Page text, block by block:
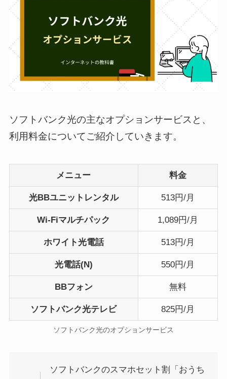
ソフトバンク光の主なオプションサービスと、
利用料金についてご紹介していきます。
メニュー 料金
光BBユニットレンタル 513円/月
Wi-Fiマルチパック 1,089円/月
ホワイト光電話 513円/月
光電話(N) 550円/月
BBフォン 無料
ソフトバンク光テレビ 825円/月
ソフトバンク光のオプションサービス
ソフトバンクのスマホセット割「おうち